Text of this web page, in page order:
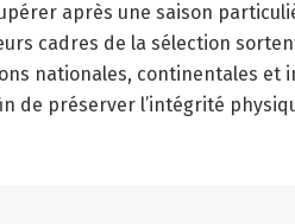
après une saison
cadres de la sélection
nationales, continentales et
de préserver l’intégrité